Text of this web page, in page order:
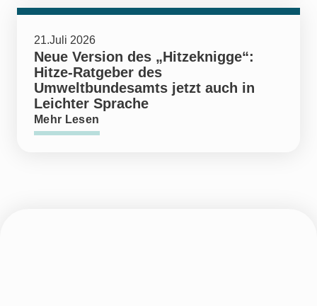
21.Juli 2026
Neue Version des „Hitzeknigge“:
Hitze-Ratgeber des
Umweltbundesamts jetzt auch in
Leichter Sprache
Mehr Lesen